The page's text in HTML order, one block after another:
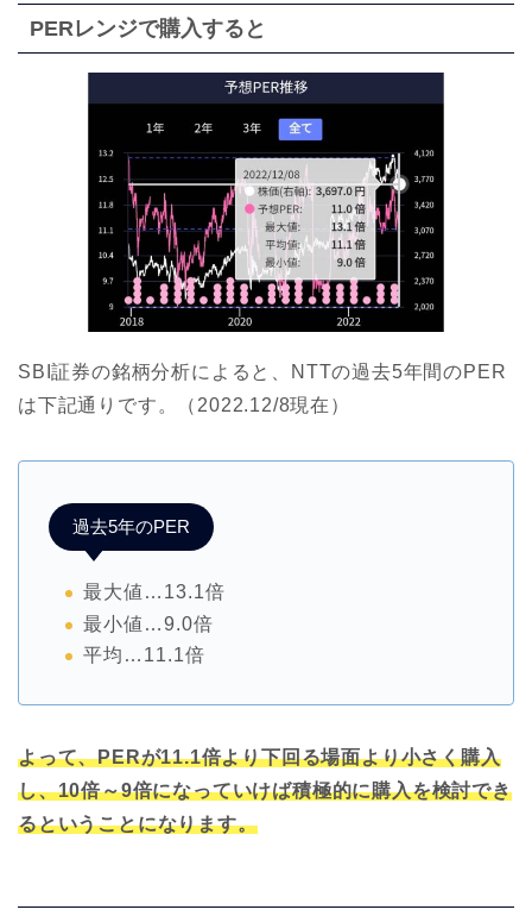
PERレンジで購入すると
SBI証券の銘柄分析によると、NTTの過去5年間のPER
は下記通りです。（2022.12/8現在）
過去5年のPER
最大値…13.1倍
最小値…9.0倍
平均…11.1倍
よって、PERが11.1倍より下回る場面より小さく購入
し、10倍～9倍になっていけば積極的に購入を検討でき
るということになります。